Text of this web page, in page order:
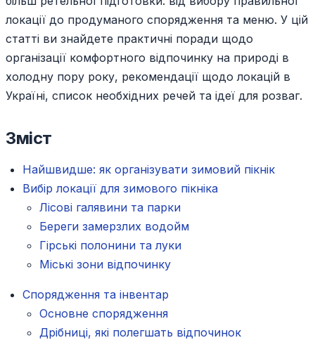
локації до продуманого спорядження та меню. У цій
статті ви знайдете практичні поради щодо
організації комфортного відпочинку на природі в
холодну пору року, рекомендації щодо локацій в
Україні, список необхідних речей та ідеї для розваг.
Зміст
Найшвидше: як організувати зимовий пікнік
Вибір локації для зимового пікніка
Лісові галявини та парки
Береги замерзлих водойм
Гірські полонини та луки
Міські зони відпочинку
Спорядження та інвентар
Основне спорядження
Дрібниці, які полегшать відпочинок